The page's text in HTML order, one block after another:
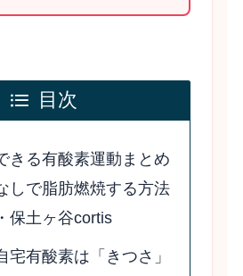
目次
きる有酸素運動まとめ
しで脂肪燃焼する方法
保土ヶ谷cortis
宅有酸素は「きつさ」